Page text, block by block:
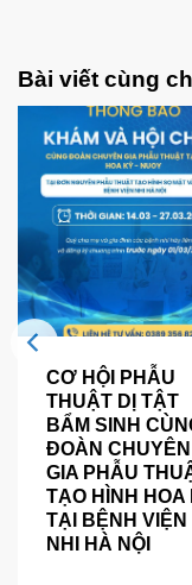
Bài viết cùng
CƠ HỘI PHẪU
THUẬT DỊ TẬT
BẨM SINH
ĐOÀN CHUYÊN
GIA PHẪU
TẠO HÌNH HOA
TẠI BỆNH VIỆN
NHI HÀ NỘI